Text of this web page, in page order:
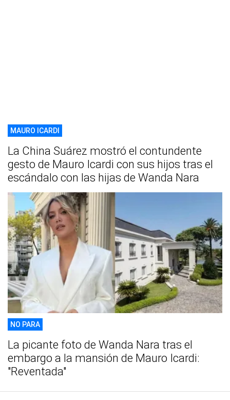
MAURO ICARDI
La China Suárez mostró el contundente
gesto de Mauro Icardi con sus hijos tras el
escándalo con las hijas de Wanda Nara
NO PARA
La picante foto de Wanda Nara tras el
embargo a la mansión de Mauro Icardi:
"Reventada"